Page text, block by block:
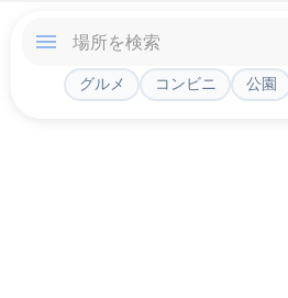
グルメ コンビニ 公園